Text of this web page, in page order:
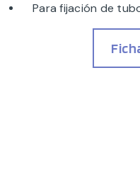
Para fijación de